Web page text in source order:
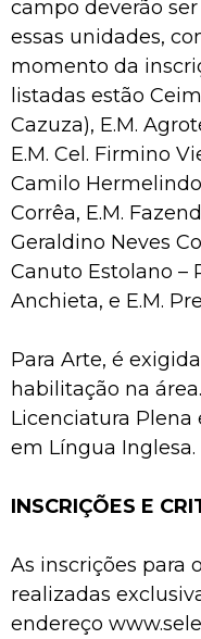
campo deverão
essas unidades,
momento da
listadas estão
Cazuza), E.M.
E.M. Cel. Firmino
Camilo
Corrêa, E.M.
Geraldino Neves
Canuto Estolano –
Anchieta, e E.M.
Para Arte, é
habilitação na
Licenciatura
em Língua Inglesa.
INSCRIÇÕES E
As inscrições para
realizadas
endereço